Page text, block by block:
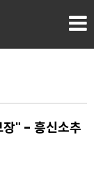
장" - 흥신소추